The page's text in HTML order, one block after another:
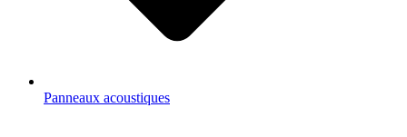
Panneaux acoustiques